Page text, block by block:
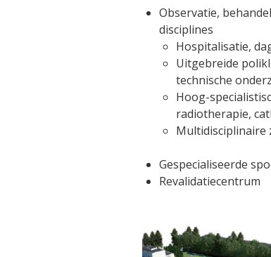
Observatie,
disciplines
Hospitalisatie,
Uitgebreide
technische
Hoog-
radiotherapie,
Multidisciplinaire
Gespecialiseerde
Revalidatiecentrum